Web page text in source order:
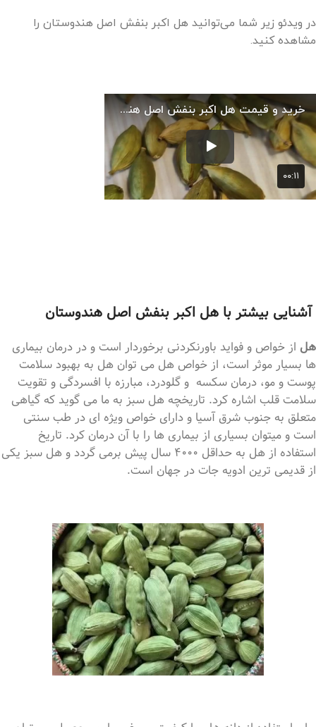
در ویدئو زیر شما می‌توانید هل اکبر بنفش اصل هندوستان را
مشاهده کنید.
آشنایی بیشتر با هل اکبر بنفش اصل هندوستان
هل از خواص و فواید باورنکردنی برخوردار است و در درمان بیماری
ها بسیار موثر است، از خواص هل می توان هل به بهبود سلامت
پوست و مو، درمان سکسه و گلودرد، مبارزه با افسردگی و تقویت
سلامت قلب اشاره کرد. تاریخچه هل سبز به ما می گوید که گیاهی
متعلق به جنوب شرق آسیا و دارای خواص ویژه ای در طب سنتی
است و میتوان بسیاری از بیماری ها را با آن درمان کرد. تاریخ
استفاده از هل به حداقل 4000 سال پیش برمی گردد و هل سبز یکی
از قدیمی ترین ادویه جات در جهان است.